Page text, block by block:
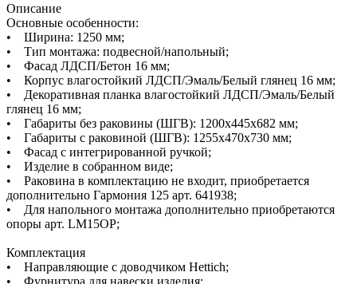
Описание
Основные особенности:
• Ширина: 1250 мм;
• Тип монтажа: подвесной/напольный;
• Фасад ЛДСП/Бетон 16 мм;
• Корпус влагостойкий ЛДСП/Эмаль/Белый глянец 16 мм;
• Декоративная планка влагостойкий ЛДСП/Эмаль/Белый
глянец 16 мм;
• Габариты без раковины (ШГВ): 1200х445х682 мм;
• Габариты с раковиной (ШГВ): 1255х470х730 мм;
• Фасад с интегрированной ручкой;
• Изделие в собранном виде;
• Раковина в комплектацию не входит, приобретается
дополнительно Гармония 125 арт. 641938;
• Для напольного монтажа дополнительно приобретаются
опоры арт. LM15OP;
Комплектация
• Направляющие с доводчиком Hettich;
• Фурнитура для навески изделия;